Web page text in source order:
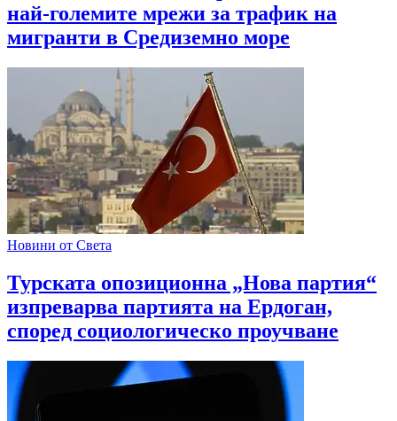
най-големите мрежи за трафик на
мигранти в Средиземно море
Новини от Света
Турската опозиционна „Нова партия“
изпреварва партията на Ердоган,
според социологическо проучване